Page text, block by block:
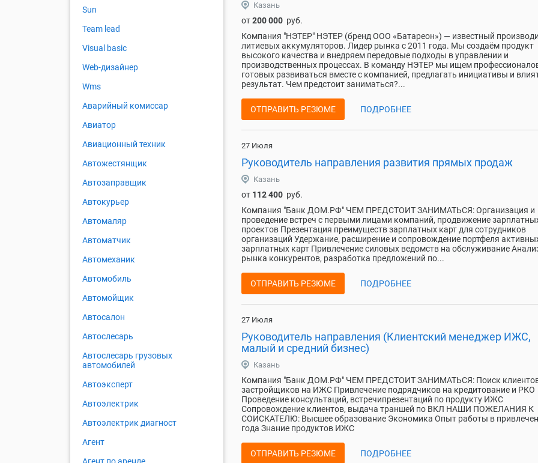
Казань
от200 000 руб.
Компания "НЭТЕР" НЭТЕР (бренд ООО «Батареон») — известный
литиевых аккумуляторов. Лидер рынка с 2011 года. Мы создаём продукт
высокого качества и внедряем передовые подходы в управлении и
производственных процессах. В команду НЭТЕР мы ищем
готовых развиваться вместе с компанией, предлагать инициативы и
результат. Чем предстоит заниматься?...
ОТПРАВИТЬ РЕЗЮМЕ ПОДРОБНЕЕ
27 Июля
Руководитель направления развития прямых продаж
Казань
от 112 400 руб.
Компания "Банк ДОМ.РФ" ЧЕМ ПРЕДСТОИТ ЗАНИМАТЬСЯ: Организация и
проведение встреч с первыми лицами компаний, продвижение
проектов Презентация преимуществ зарплатных карт для сотрудников
организаций Удержание, расширение и сопровождение портфеля
зарплатных карт Привлечение силовых ведомств на обслуживание
рынка конкурентов, разработка предложений по...
ОТПРАВИТЬ РЕЗЮМЕ ПОДРОБНЕЕ
27 Июля
Руководитель направления (Клиентский менеджер ИЖС,
малый и средний бизнес)
Казань
Компания "Банк ДОМ.РФ" ЧЕМ ПРЕДСТОИТ ЗАНИМАТЬСЯ: Поиск
застройщиков на ИЖС Привлечение подрядчиков на кредитование и РКО
Проведение консультаций, встречипрезентаций по продукту ИЖС
Сопровождение клиентов, выдача траншей по ВКЛ НАШИ ПОЖЕЛАНИЯ К
СОИСКАТЕЛЮ: Высшее образование Экономика Опыт работы в
года Знание продуктов ИЖС
ОТПРАВИТЬ РЕЗЮМЕ ПОДРОБНЕЕ
Sun
Team lead
Visual basic
Web-дизайнер
Wms
Аварийный комиссар
Авиатор
Авиационный техник
Автожестянщик
Автозаправщик
Автокурьер
Автомаляр
Автоматчик
Автомеханик
Автомобиль
Автомойщик
Автосалон
Автослесарь
Автослесарь грузовых
автомобилей
Автоэксперт
Автоэлектрик
Автоэлектрик диагност
Агент